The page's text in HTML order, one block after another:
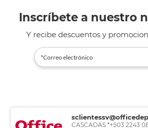
Inscríbete a nuestro
Y recibe descuentos y
CASCADAS *+503 2243